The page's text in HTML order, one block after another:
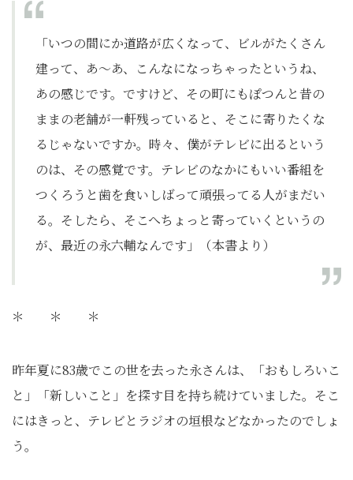
「いつの間にか道路が広くなって、ビルがたくさん
建って、あ～あ、こんなになっちゃったというね、
あの感じです。ですけど、その町にもぽつんと昔の
ままの老舗が一軒残っていると、そこに寄りたくな
るじゃないですか。時々、僕がテレビに出るという
のは、その感覚です。テレビのなかにもいい番組を
つくろうと歯を食いしばって頑張ってる人がまだい
る。そしたら、そこへちょっと寄っていくというの
が、最近の永六輔なんです」（本書より）
＊ ＊ ＊
昨年夏に83歳でこの世を去った永さんは、「おもしろいこ
と」「新しいこと」を探す目を持ち続けていました。そこ
にはきっと、テレビとラジオの垣根などなかったのでしょ
う。